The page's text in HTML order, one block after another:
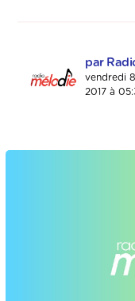
par
vendredi
2017 à